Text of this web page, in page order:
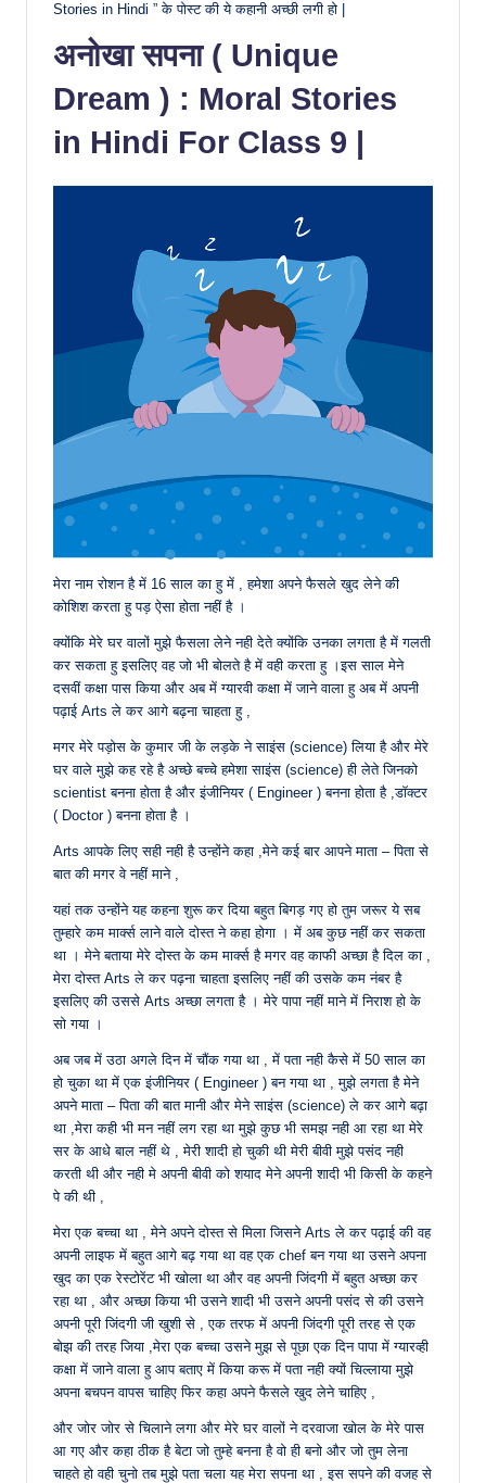
Stories in Hindi ” के पोस्ट की ये कहानी अच्छी लगी हो |
अनोखा सपना ( Unique
Dream ) : Moral Stories
in Hindi For Class 9 |
मेरा नाम रोशन है में 16 साल का हु में , हमेशा अपने फैसले खुद लेने की
कोशिश करता हु पड़ ऐसा होता नहीं है ।
क्योंकि मेरे घर वालों मुझे फैसला लेने नही देते क्योंकि उनका लगता है में गलती
कर सकता हु इसलिए वह जो भी बोलते है में वही करता हु ।इस साल मेने
दसवीं कक्षा पास किया और अब में ग्यारवी कक्षा में जाने वाला हु अब में अपनी
पढ़ाई Arts ले कर आगे बढ़ना चाहता हु ,
मगर मेरे पड़ोस के कुमार जी के लड़के ने साइंस (science) लिया है और मेरे
घर वाले मुझे कह रहे है अच्छे बच्चे हमेशा साइंस (science) ही लेते जिनको
scientist बनना होता है और इंजीनियर ( Engineer ) बनना होता है ,डॉक्टर
( Doctor ) बनना होता है ।
Arts आपके लिए सही नही है उन्होंने कहा ,मेने कई बार आपने माता – पिता से
बात की मगर वे नहीं माने ,
यहां तक उन्होंने यह कहना शुरू कर दिया बहुत बिगड़ गए हो तुम जरूर ये सब
तुम्हारे कम मार्क्स लाने वाले दोस्त ने कहा होगा । में अब कुछ नहीं कर सकता
था । मेने बताया मेरे दोस्त के कम मार्क्स है मगर वह काफी अच्छा है दिल का ,
मेरा दोस्त Arts ले कर पढ़ना चाहता इसलिए नहीं की उसके कम नंबर है
इसलिए की उससे Arts अच्छा लगता है । मेरे पापा नहीं माने में निराश हो के
सो गया ।
अब जब में उठा अगले दिन में चौंक गया था , में पता नही कैसे में 50 साल का
हो चुका था में एक इंजीनियर ( Engineer ) बन गया था , मुझे लगता है मेने
अपने माता – पिता की बात मानी और मेने साइंस (science) ले कर आगे बढ़ा
था ,मेरा कही भी मन नहीं लग रहा था मुझे कुछ भी समझ नही आ रहा था मेरे
सर के आधे बाल नहीं थे , मेरी शादी हो चुकी थी मेरी बीवी मुझे पसंद नही
करती थी और नही मे अपनी बीवी को शयाद मेने अपनी शादी भी किसी के कहने
पे की थी ,
मेरा एक बच्चा था , मेने अपने दोस्त से मिला जिसने Arts ले कर पढ़ाई की वह
अपनी लाइफ में बहुत आगे बढ़ गया था वह एक chef बन गया था उसने अपना
खुद का एक रेस्टोरेंट भी खोला था और वह अपनी जिंदगी में बहुत अच्छा कर
रहा था , और अच्छा किया भी उसने शादी भी उसने अपनी पसंद से की उसने
अपनी पूरी जिंदगी जी खुशी से , एक तरफ में अपनी जिंदगी पूरी तरह से एक
बोझ की तरह जिया ,मेरा एक बच्चा उसने मुझ से पूछा एक दिन पापा में ग्यारव्ही
कक्षा में जाने वाला हु आप बताए में किया करू में पता नही क्यों चिल्लाया मुझे
अपना बचपन वापस चाहिए फिर कहा अपने फैसले खुद लेने चाहिए ,
और जोर जोर से चिलाने लगा और मेरे घर वालों ने दरवाजा खोल के मेरे पास
आ गए और कहा ठीक है बेटा जो तुम्हे बनना है वो ही बनो और जो तुम लेना
चाहते हो वही चुनो तब मुझे पता चला यह मेरा सपना था , इस सपने की वजह से